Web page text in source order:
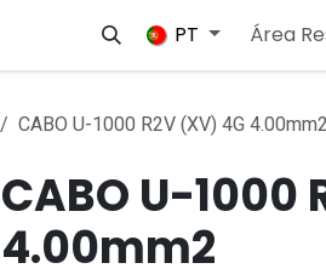
Empregos
PT Área
CABO U-1000 R2V (XV) 4G 4.00mm2
CABO U-1000
4.00mm2